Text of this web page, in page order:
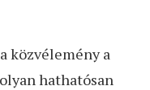
közvélemény a
hathatósan